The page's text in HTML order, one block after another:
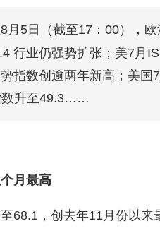
恒生聚源：北斗收官之星
月5日（截至17：00），
行业仍强势扩张；美7月
指数创逾两年新高；美国
数升至49.3……
月最高
68.1，创去年11月份以来